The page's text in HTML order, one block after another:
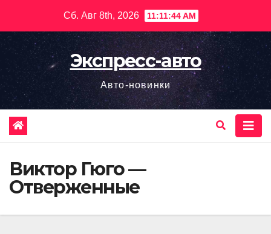
содержимому
Сб. Авг 8th, 2026 11:11:45 AM
Экспресс-авто
Авто-новинки
Виктор Гюго —
Отверженные